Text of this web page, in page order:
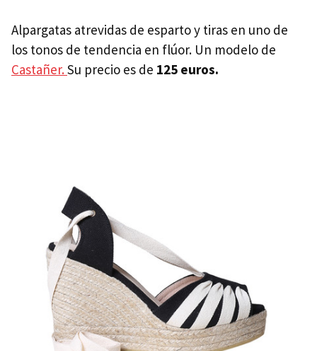
Alpargatas atrevidas de esparto y tiras en uno de
los tonos de tendencia en flúor. Un modelo de
Castañer.Su precio es de 125 euros.